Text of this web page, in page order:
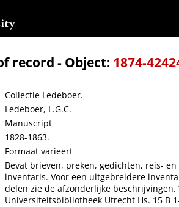
record - Object: 1874-
Collectie Ledeboer.
Ledeboer, L.G.C.
Manuscript
1828-1863.
Formaat varieert
Bevat brieven, preken, gedichten, reis-
inventaris. Voor een uitgebreidere
delen zie de afzonderlijke beschrijvingen.
Universiteitsbibliotheek Utrecht Hs. 15 B